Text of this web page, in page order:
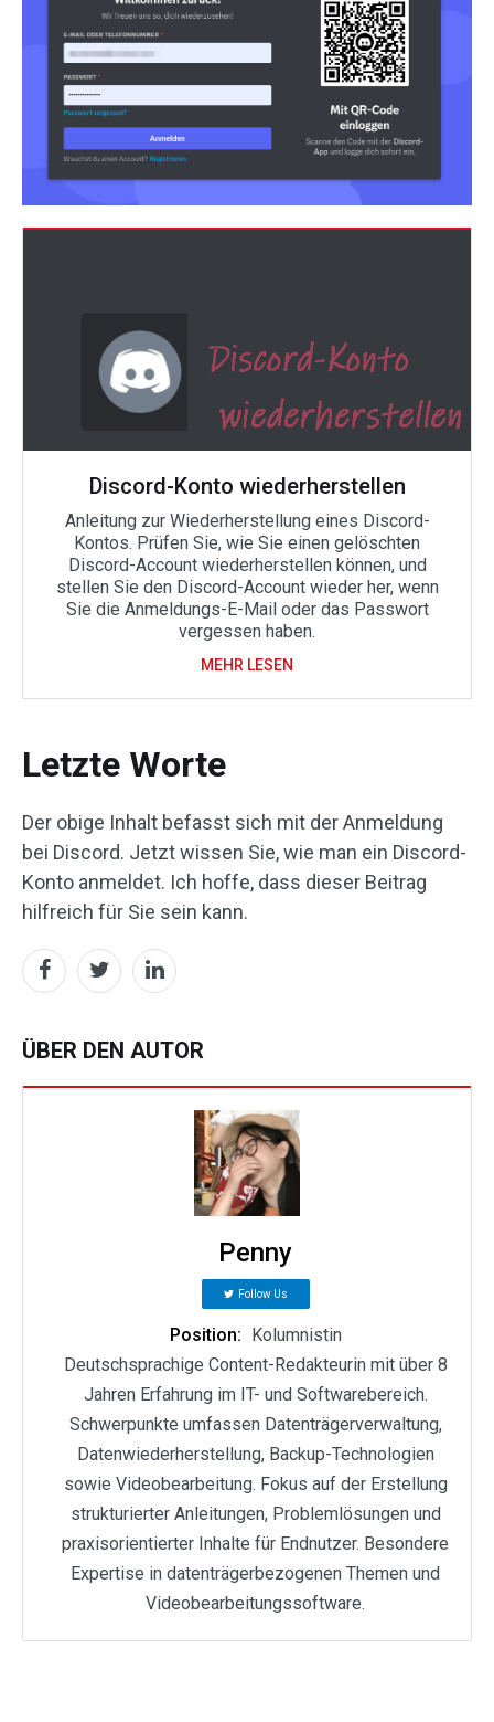
Discord-Konto wiederherstellen
Anleitung zur Wiederherstellung eines Discord-
Kontos. Prüfen Sie, wie Sie einen gelöschten
Discord-Account wiederherstellen können, und
stellen Sie den Discord-Account wieder her, wenn
Sie die Anmeldungs-E-Mail oder das Passwort
vergessen haben.
MEHR LESEN
Letzte Worte
Der obige Inhalt befasst sich mit der Anmeldung
bei Discord. Jetzt wissen Sie, wie man ein Discord-
Konto anmeldet. Ich hoffe, dass dieser Beitrag
hilfreich für Sie sein kann.
ÜBER DEN AUTOR
Penny
Follow Us
Position: Kolumnistin
Deutschsprachige Content-Redakteurin mit über 8
Jahren Erfahrung im IT- und Softwarebereich.
Schwerpunkte umfassen Datenträgerverwaltung,
Datenwiederherstellung, Backup-Technologien
sowie Videobearbeitung. Fokus auf der Erstellung
strukturierter Anleitungen, Problemlösungen und
praxisorientierter Inhalte für Endnutzer. Besondere
Expertise in datenträgerbezogenen Themen und
Videobearbeitungssoftware.